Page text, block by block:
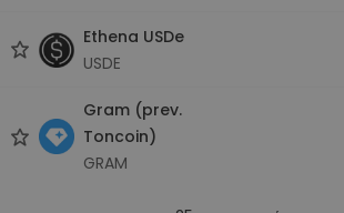
Ethena USDe
USDE
Gram (prev.
Toncoin)
GRAM